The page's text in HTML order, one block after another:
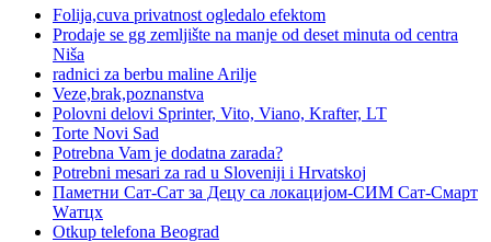
Folija,cuva privatnost ogledalo efektom
Prodaje se gg zemljište na manje od deset minuta od centra
Niša
radnici za berbu maline Arilje
Veze,brak,poznanstva
Polovni delovi Sprinter, Vito, Viano, Krafter, LT
Torte Novi Sad
Potrebna Vam je dodatna zarada?
Potrebni mesari za rad u Sloveniji i Hrvatskoj
Паметни Сат-Сат за Децу са локацијом-СИМ Сат-Смарт
Wатцх
Otkup telefona Beograd